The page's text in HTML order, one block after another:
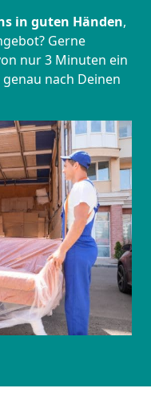
in guten Händen,
Gerne
nur 3 Minuten ein
nach Deinen